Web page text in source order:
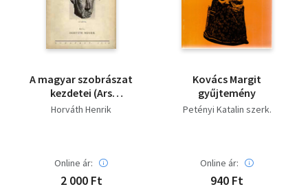
A magyar szobrászat
kezdetei (Ars
Hungarica 12.)
Horváth Henrik
Online ár:
2 000 Ft
Kovács Margit
gyűjtemény
Petényi Katalin szerk.
Online ár:
940 Ft